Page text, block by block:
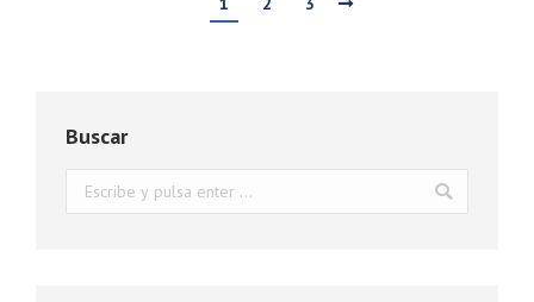
Buscar
Buscar: